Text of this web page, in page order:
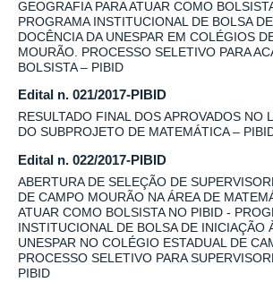
GEOGRAFIA PARA ATUAR COMO
PROGRAMA INSTITUCIONAL DE BOLSA
DOCÊNCIA DA UNESPAR EM COLÉGIOS
MOURÃO. PROCESSO SELETIVO PARA
BOLSISTA – PIBID
Edital n. 021/2017-PIBID
RESULTADO FINAL DOS APROVADOS NO
DO SUBPROJETO DE MATEMÁTICA –
Edital n. 022/2017-PIBID
ABERTURA DE SELEÇÃO DE
DE CAMPO MOURÃO NA ÁREA DE
ATUAR COMO BOLSISTA NO PIBID -
INSTITUCIONAL DE BOLSA DE INICIAÇÃO
UNESPAR NO COLÉGIO ESTADUAL DE
PROCESSO SELETIVO PARA
PIBID